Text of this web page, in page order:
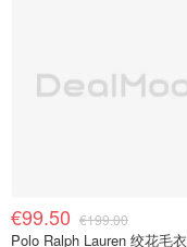
€99.50 €199.00
Polo Ralph Lauren 绞花毛衣